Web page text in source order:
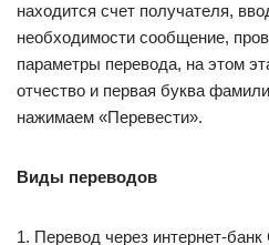
находится счет получателя,
необходимости сообщение,
параметры перевода, на этом
отчество и первая буква
нажимаем «Перевести».
Виды переводов
1. Перевод через интернет-